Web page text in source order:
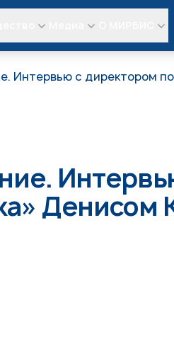
Интервью с директором
Денисом